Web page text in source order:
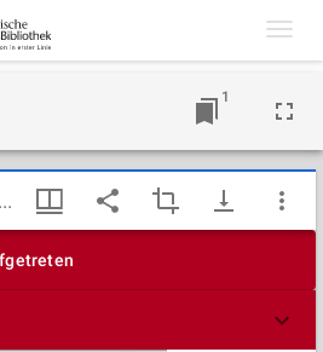
1
TypeError: Failed to fetch